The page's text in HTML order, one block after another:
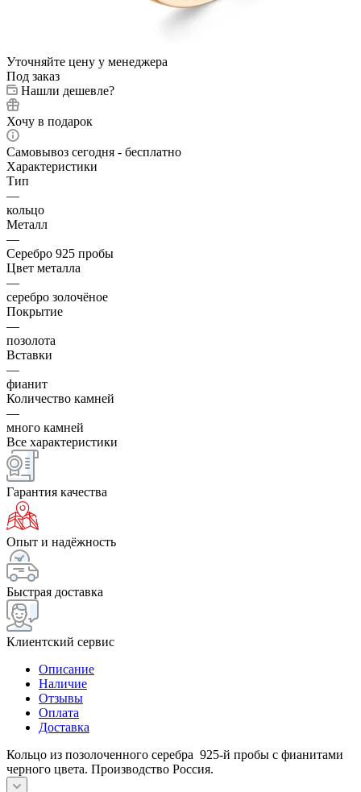
Уточняйте цену у менеджера
Под заказ
Нашли дешевле?
Хочу в подарок
Самовывоз сегодня - бесплатно
Характеристики
Тип
—
кольцо
Металл
—
Серебро 925 пробы
Цвет металла
—
серебро золочёное
Покрытие
—
позолота
Вставки
—
фианит
Количество камней
—
много камней
Все характеристики
Гарантия качества
Опыт и надёжность
Быстрая доставка
Клиентский сервис
Описание
Наличие
Отзывы
Оплата
Доставка
Кольцо из позолоченного серебра 925-й пробы с фианитами
черного цвета. Производство Россия.